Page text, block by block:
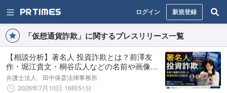
ログイン 新規登録
「仮想通貨詐欺」に関するプレスリリース一覧
【相談分析】著名人 投資詐欺とは？前澤友
作・堀江貴文・桐谷広人などの名前や画像を
利用した投資勧誘の共通点を弁護士法人田中
保彦法律事務所が分析
弁護士法人 田中保彦法律事務所
2026年7月10日 16時51分